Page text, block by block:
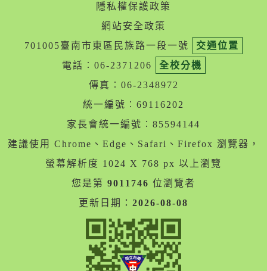
隱私權保護政策
網站安全政策
701005臺南市東區民族路一段一號
交通位置
電話︰06-2371206
全校分機
傳真︰06-2348972
統一編號︰69116202
家長會統一編號︰85594144
建議使用 Chrome、Edge、Safari、Firefox 瀏覽器，
螢幕解析度 1024 X 768 px 以上瀏覽
您是第 9011746 位瀏覽者
更新日期： 2026-08-08